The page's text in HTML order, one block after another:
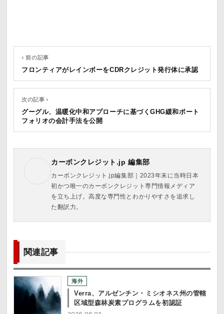
‹ 前の記事
フロンティアがレインボーをCDRクレジット発行体に承認
次の記事 ›
グーグル、温暖化中和アプローチに基づくGHG緩和ポート
フォリオの会計手法を公開
カーボンクレジット.jp 編集部
カーボンクレジット.jp編集部｜2023年末に当時日本
初かつ唯一のカーボンクレジット専門情報メディア
を立ち上げ。高度な専門性とわかりやすさを追求し
た翻訳力。
関連記事
海外
Verra、アルゼンチン・ミシオネス州の管轄
区域型森林炭素プログラムを初認証